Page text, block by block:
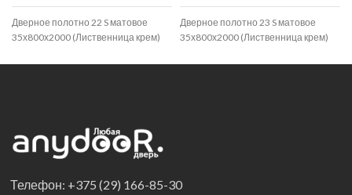
Дверное полотно 22 S матовое
35х800х2000 (Лиственница крем)
Дверное полотно 23 S матовое
35х800х2000 (Лиственница крем)
Телефон: +375 (29) 166-85-30